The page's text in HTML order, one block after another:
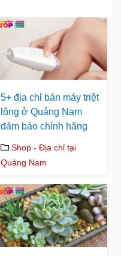
5+ địa chỉ bán máy triệt
lông ở Quảng Nam
đảm bảo chính hãng
Shop - Địa chỉ tại
Quảng Nam